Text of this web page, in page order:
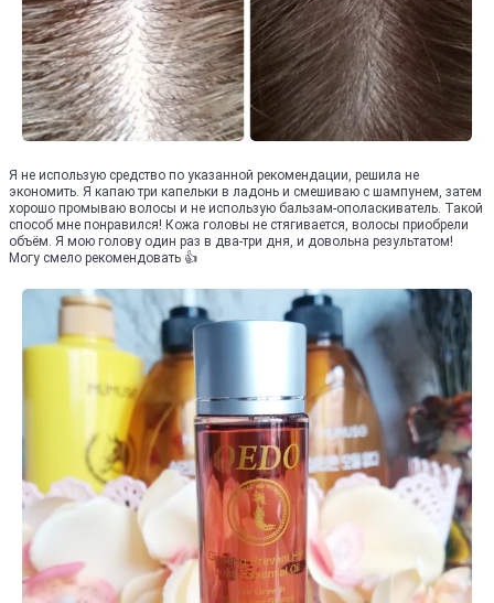
Я не использую средство по указанной рекомендации, решила не
экономить. Я капаю три капельки в ладонь и смешиваю с шампунем, затем
хорошо промываю волосы и не использую бальзам-ополаскиватель. Такой
способ мне понравился! Кожа головы не стягивается, волосы приобрели
объём. Я мою голову один раз в два-три дня, и довольна результатом!
Могу смело рекомендовать 👍